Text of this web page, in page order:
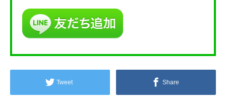
Tweet Share